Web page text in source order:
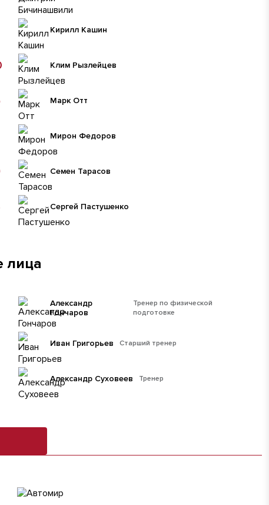
Кирилл Кашин
Клим Рызлейцев
Марк Отт
Мирон Федоров
Семен Тарасов
Сергей Пастушенко
лица
Тренер по физической
подготовке
Александр
Гончаров
Старший тренер
Иван Григорьев
Тренер
Александр Суховеев